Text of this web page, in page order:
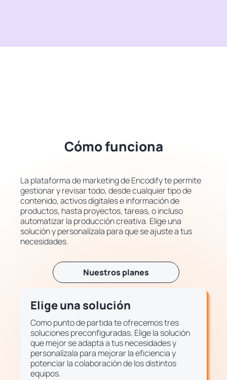
Cómo funciona
La plataforma de marketing de Encodify te permite
gestionar y revisar todo, desde cualquier tipo de
contenido, activos digitales e información de
productos, hasta proyectos, tareas, o incluso
automatizar la producción creativa. Elige una
solución y personalízala para que se ajuste a tus
necesidades.
Nuestros planes
Elige una solución
Como punto de partida te ofrecemos tres
soluciones preconfiguradas. Elige la solución
que mejor se adapta a tus necesidades y
personalízala para mejorar la eficiencia y
potenciar la colaboración de los distintos
equipos.